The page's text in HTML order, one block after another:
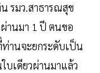
รมว.สาธารณสุข
านมา 1 ปี ตนขอ
านจะยกระดับเป็น
บเดียวผ่านมาแล้ว